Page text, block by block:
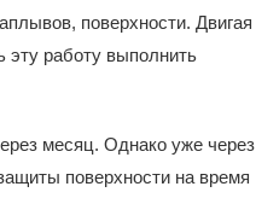
поверхности. Двигая
эту работу выполнить
месяц. Однако уже через
поверхности на время